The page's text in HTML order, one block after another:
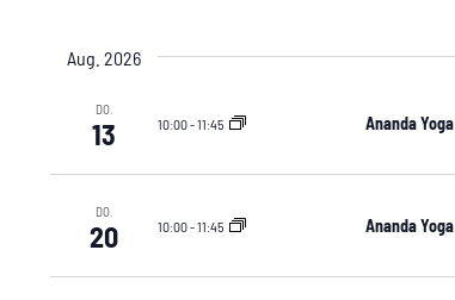
Navigation
Aug. 2026
DO.
13 10:00-11:45 Ananda
DO.
20 10:00-11:45 Ananda